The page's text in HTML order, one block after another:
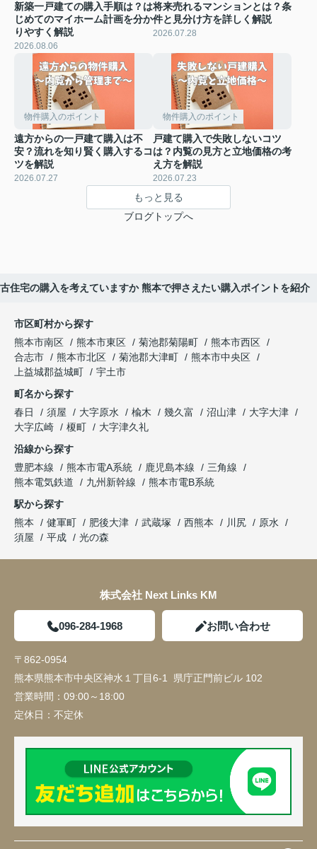
新築一戸建ての購入手順は？は
じめてのマイホーム計画を分か
りやすく解説
2026.08.06
将来売れるマンションとは？条
件と見分け方を詳しく解説
2026.07.28
物件購入のポイント
遠方からの一戸建て購入は不
安？流れを知り賢く購入するコ
ツを解説
2026.07.27
物件購入のポイント
戸建て購入で失敗しないコツ
は？内覧の見方と立地価格の考
え方を解説
2026.07.23
もっと見る
ブログトップへ
住宅の購入を考えていますか 熊本で押さえたい購入ポイントを紹介
市区町村から探す
熊本市南区
熊本市東区 菊池郡菊陽町
熊本市西区
合志市
熊本市北区 菊池郡大津町
熊本市中央区
上益城郡益城町
宇土市
町名から探す
春日
須屋 大字原水 楡木 幾久富 沼山津
大字大津
大字広崎
榎町
大字津久礼
沿線から探す
豊肥本線
熊本市電A系統 鹿児島本線
三角線
熊本電気鉄道
九州新幹線
熊本市電B系統
駅から探す
熊本
健軍町 肥後大津 武蔵塚 西熊本 川尻
原水
須屋
平成 光の森
株式会社 Next Links KM
096-284-1968 お問い合わせ
〒862-0954
熊本県熊本市中央区神水１丁目6-1 県庁正門前ビル 102
営業時間： 09:00～18:00
定休日： 不定休